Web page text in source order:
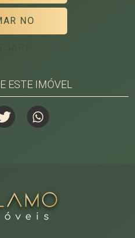
NO
ESTE IMÓVEL